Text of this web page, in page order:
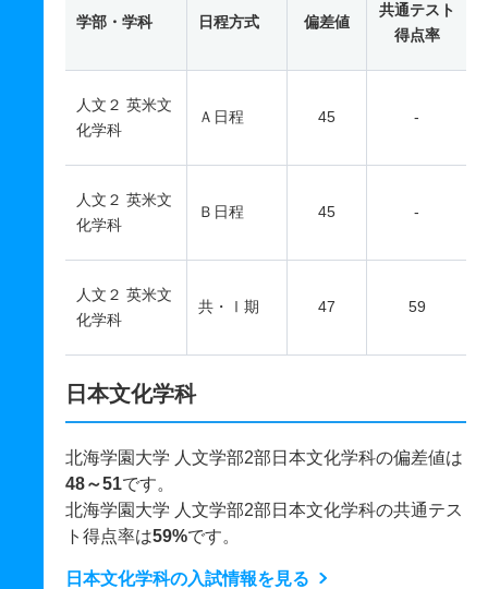
学部・学科 日程方式 偏差値
共通テスト
得点率
人文２ 英米文
化学科
Ａ日程 45 -
人文２ 英米文
化学科
Ｂ日程 45 -
人文２ 英米文
化学科
共・Ⅰ期 47 59
日本文化学科
北海学園大学 人文学部2部日本文化学科の偏差値は
48～51です。
北海学園大学 人文学部2部日本文化学科の共通テス
ト得点率は59%です。
日本文化学科の入試情報を見る